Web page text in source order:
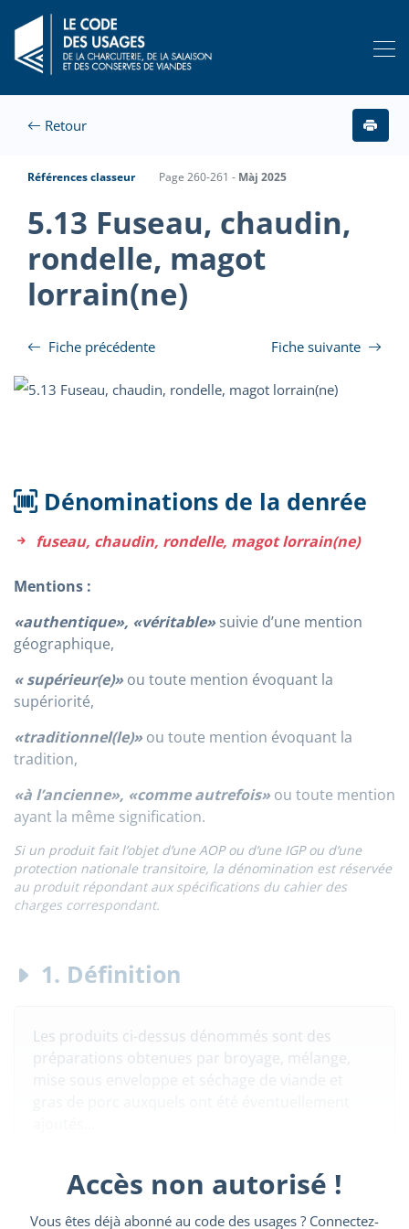
Retour
Références classeur Page 260-261 - Màj 2025
5.13 Fuseau, chaudin,
rondelle, magot
lorrain(ne)
Fiche précédente Fiche suivante
Dénominations de la denrée
fuseau, chaudin, rondelle, magot lorrain(ne)
Mentions :
«authentique», «véritable»suivie d’une mention
géographique,
« supérieur(e)»ou toute mention évoquant la
supériorité,
«traditionnel(le)»ou toute mention évoquant la
tradition,
«à l’ancienne», «comme autrefois» ou toute mention
ayant la même signification.
Si un produit fait l’objet d’une AOP ou d’une IGP ou d’une
protection nationale transitoire, la dénomination est réservée
au produit répondant aux spécifications du cahier des
charges correspondant.
1. Définition
Les produits ci-dessus dénommés sont des
préparations obtenues par broyage, mélange,
Accès non autorisé !
Vous êtes déjà abonné au code des usages ? Connectez-